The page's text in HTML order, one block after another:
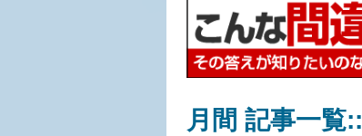
月間 記事一覧::